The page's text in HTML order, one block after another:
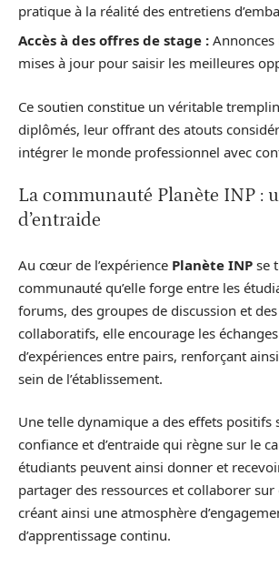
pratique à la réalité des entretiens
Accès à des offres de stage :
mises à jour pour saisir les meilleures
Ce soutien constitue un véritable
diplômés, leur offrant des atouts
intégrer le monde professionnel avec
La communauté Planète INP :
d’entraide
Au cœur de l’expérience Planète INP se
communauté qu’elle forge entre les
forums, des groupes de discussion et
collaboratifs, elle encourage les
d’expériences entre pairs, renforçant
sein de l’établissement.
Une telle dynamique a des effets positifs
confiance et d’entraide qui règne sur le
étudiants peuvent ainsi donner et
partager des ressources et collaborer sur
créant ainsi une atmosphère
d’apprentissage continu.